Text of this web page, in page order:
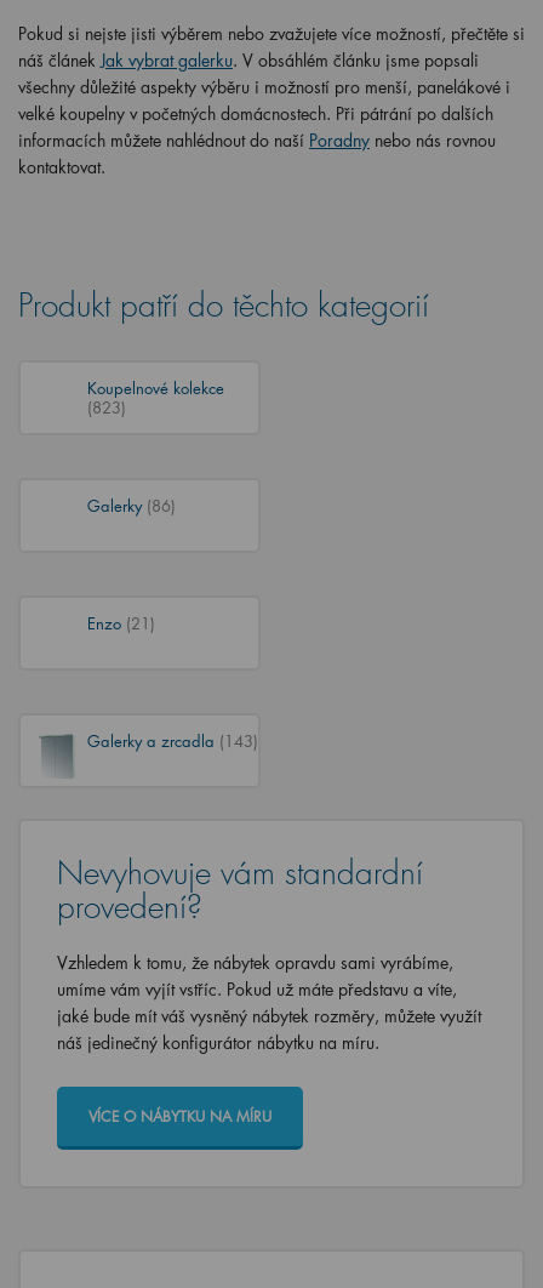
Pokud si nejste jisti výběrem nebo zvažujete více možností, přečtěte si
náš článekJak vybrat galerku. V obsáhlém článku jsme popsali
všechny důležité aspekty výběru i možností pro menší, panelákové i
velké koupelny v početných domácnostech. Při pátrání po dalších
informacích můžete nahlédnout do naší Poradny nebo nás rovnou
kontaktovat.
Produkt patří do těchto kategorií
Koupelnové kolekce
(823)
Galerky (86)
Enzo (21)
Galerky a zrcadla (143)
Nevyhovuje vám standardní
provedení?
Vzhledem k tomu, že nábytek opravdu sami vyrábíme,
umíme vám vyjít vstříc. Pokud už máte představu a víte,
jaké bude mít váš vysněný nábytek rozměry, můžete využít
náš jedinečný konfigurátor nábytku na míru.
VÍCE O NÁBYTKU NA MÍRU